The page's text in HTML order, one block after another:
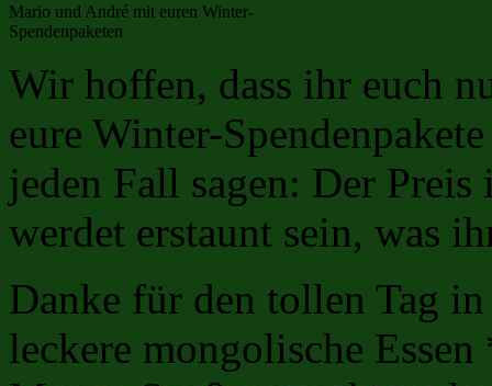
Mario und André mit euren Winter-
Spendenpaketen
Wir hoffen, dass ihr euch
eure Winter-
jeden Fall sagen: Der
werdet erstaunt sein, was
Danke für den tollen Tag
leckere mongolische